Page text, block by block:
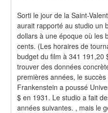
Sorti le jour de la Saint-
aurait rapporté au studio un
dollars à une époque où les
cents. (Les horaires de
budget du film à 341 191,20
trouver des données
premières années, le
Frankenstein a poussé
$ en 1931. Le studio a fait
années suivantes. , mais le